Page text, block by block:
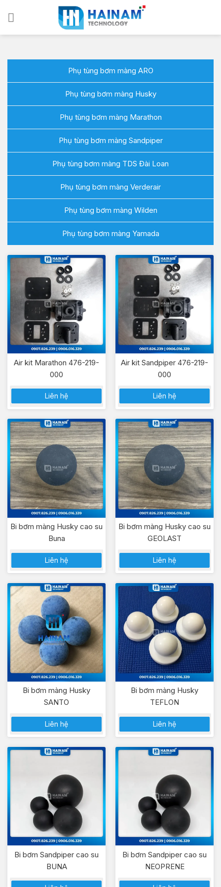
Phụ tùng bơm màng ARO
Phụ tùng bơm màng Husky
Phụ tùng bơm màng Marathon
Phụ tùng bơm màng Sandpiper
Phụ tùng bơm màng TDS Đài Loan
Phụ tùng bơm màng Verderair
Phụ tùng bơm màng Wilden
Phụ tùng bơm màng Yamada
Air kit Marathon 476-219-
000
Liên hệ
Air kit Sandpiper 476-219-
000
Liên hệ
Bi bơm màng Husky cao su
Buna
Liên hệ
Bi bơm màng Husky cao su
GEOLAST
Liên hệ
Bi bơm màng Husky
SANTO
Liên hệ
Bi bơm màng Husky
TEFLON
Liên hệ
Bi bơm Sandpiper cao su
BUNA
Bi bơm Sandpiper cao su
NEOPRENE